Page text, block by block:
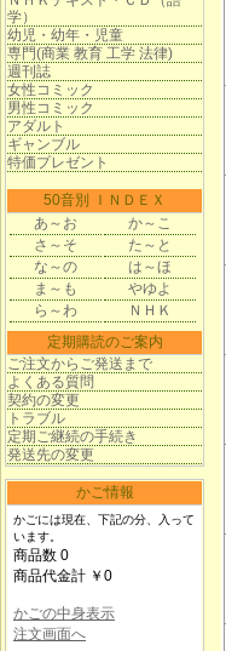
学）
幼児・幼年・児童
専門(商業 教育 工学 法律)
週刊誌
女性コミック
男性コミック
アダルト
ギャンブル
特価プレゼント
50音別 ＩＮＤＥＸ
あ～お
か～こ
さ～そ
た～と
な～の
は～ほ
ま～も
やゆよ
ら～わ
ＮＨＫ
定期購読のご案内
ご注文からご発送まで
よくある質問
契約の変更
トラブル
定期ご継続の手続き
発送先の変更
かご情報
かごには現在、下記の分、入って
います。
商品数 0
商品代金計 ￥0
かごの中身表示
注文画面へ